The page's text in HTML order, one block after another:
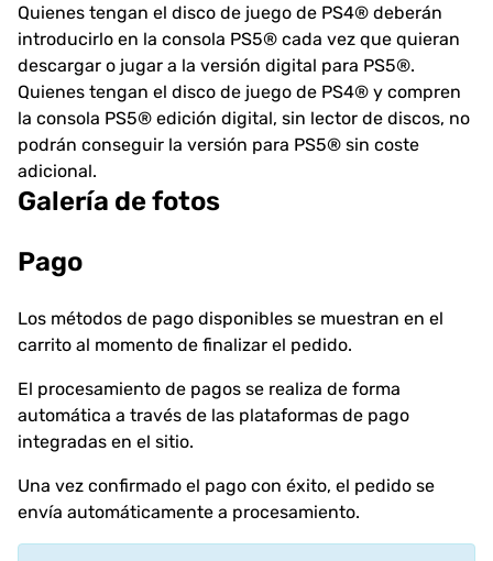
Quienes tengan el disco de juego de PS4® deberán
introducirlo en la consola PS5® cada vez que quieran
descargar o jugar a la versión digital para PS5®.
Quienes tengan el disco de juego de PS4® y compren
la consola PS5® edición digital, sin lector de discos, no
podrán conseguir la versión para PS5® sin coste
adicional.
Galería de fotos
Pago
Los métodos de pago disponibles se muestran en el
carrito al momento de finalizar el pedido.
El procesamiento de pagos se realiza de forma
automática a través de las plataformas de pago
integradas en el sitio.
Una vez confirmado el pago con éxito, el pedido se
envía automáticamente a procesamiento.